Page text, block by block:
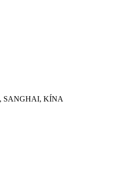
SANGHAI, KÍNA